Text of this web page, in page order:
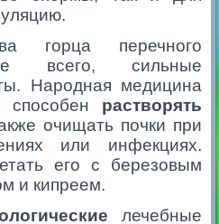
горца перечного
всего, сильные
Народная медицина
способен растворять
очищать почки при
или инфекциях.
его с березовым
и кипреем.
лечебные